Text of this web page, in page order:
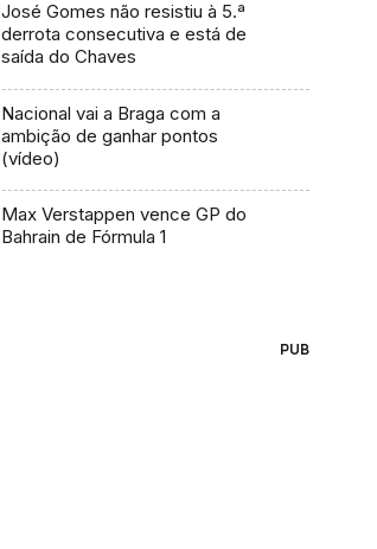
José Gomes não resistiu à 5.ª
derrota consecutiva e está de
saída do Chaves
Nacional vai a Braga com a
ambição de ganhar pontos
(vídeo)
Max Verstappen vence GP do
Bahrain de Fórmula 1
PUB